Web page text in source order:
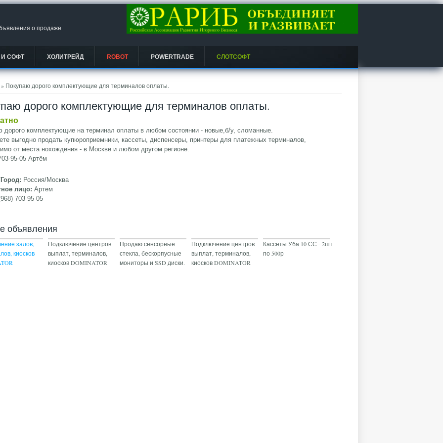
о продаже
СОФТ ХОЛИТРЕЙД ROBOT POWERTRADE СЛОТСОФТ
» Покупаю дорого комплектующие для терминалов оплаты.
дорого комплектующие для терминалов оплаты.
дорого комплектующие на терминал оплаты в любом состоянии - новые,б/у, сломанные.
выгодно продать купюроприемники, кассеты, диспенсеры, принтеры для платежных терминалов,
от места нохождения - в Москве и любом другом регионе.
95-05 Артём
Россия/Москва
лицо:Артем
703-95-05
объявления
залов,
киосков
Подключение центров
выплат, терминалов,
киосков DOMINATOR
Продаю сенсорные
стекла, бескорпусные
мониторы и SSD диски.
Подключение центров
выплат, терминалов,
киосков DOMINATOR
Кассеты Уба 10 СС - 2шт
по 500р